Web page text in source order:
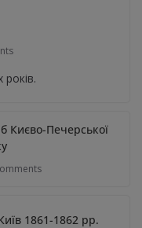
Києво-Печерської
1861-1862 рр.